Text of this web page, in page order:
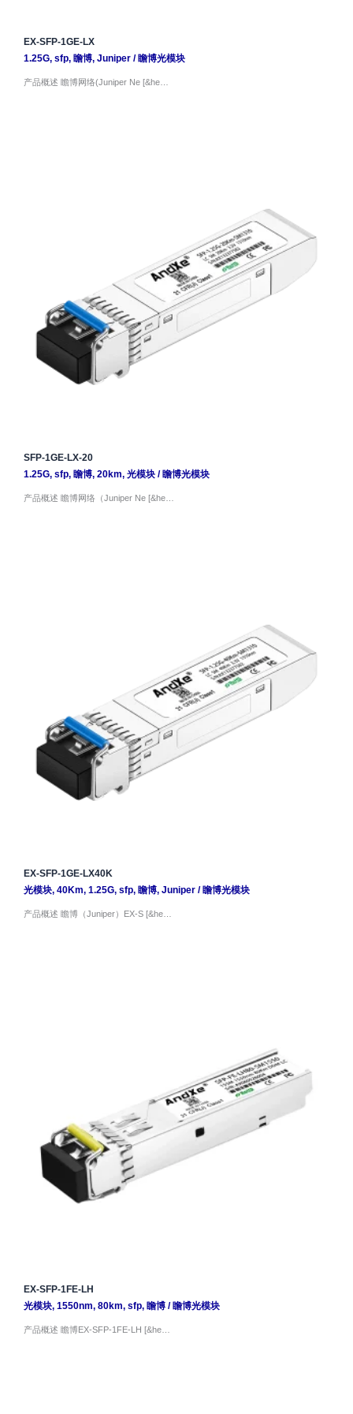
EX-SFP-1GE-LX
1.25G, sfp, 瞻博, Juniper/ 瞻博光模块
产品概述 瞻博网络(Juniper Ne [&he…
SFP-1GE-LX-20
1.25G, sfp, 瞻博, 20km, 光模块/ 瞻博光模块
产品概述 瞻博网络（Juniper Ne [&he…
EX-SFP-1GE-LX40K
光模块, 40Km, 1.25G, sfp, 瞻博, Juniper/ 瞻博光模块
产品概述 瞻博（Juniper）EX-S [&he…
EX-SFP-1FE-LH
光模块, 1550nm, 80km, sfp, 瞻博/ 瞻博光模块
产品概述 瞻博EX-SFP-1FE-LH [&he…